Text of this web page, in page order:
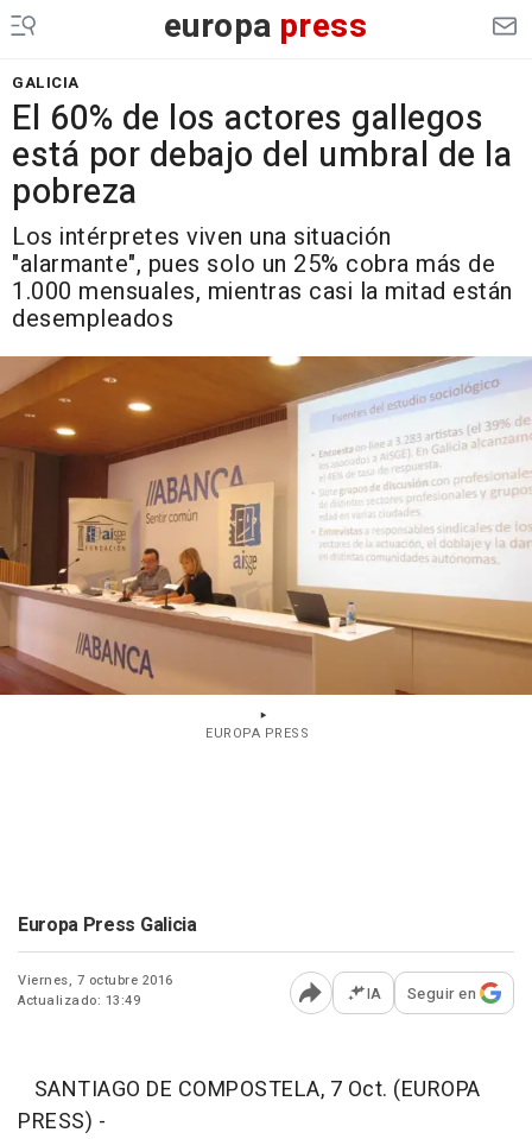
europa press
GALICIA
El 60% de los actores gallegos
está por debajo del umbral de la
pobreza
Los intérpretes viven una situación
"alarmante", pues solo un 25% cobra más de
1.000 mensuales, mientras casi la mitad están
desempleados
EUROPA PRESS
Europa Press Galicia
Viernes, 7 octubre 2016
Actualizado: 13:49
Abrir opciones para
IA Seguir en
SANTIAGO DE COMPOSTELA, 7 Oct. (EUROPA
PRESS) -